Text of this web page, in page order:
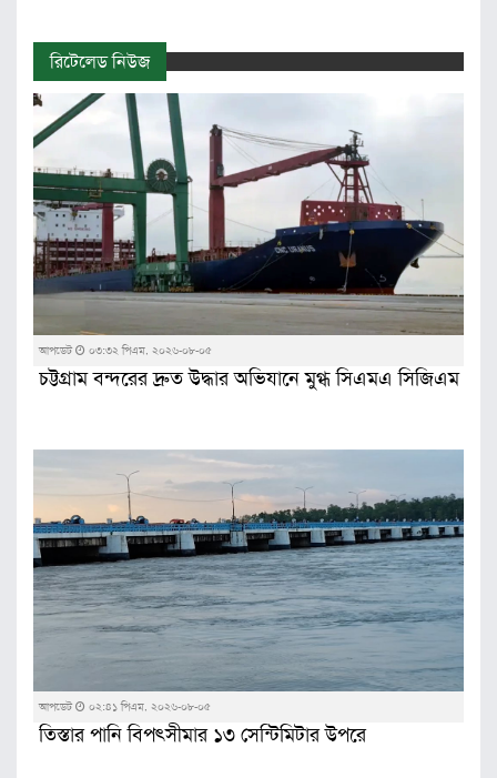
রিটেলেড নিউজ
আপডেট ০৩:৩২ পিএম, ২০২৬-০৮-০৫
চট্টগ্রাম বন্দরের দ্রুত উদ্ধার অভিযানে মুগ্ধ সিএমএ সিজিএম
আপডেট ০২:৪১ পিএম, ২০২৬-০৮-০৫
তিস্তার পানি বিপৎসীমার ১৩ সেন্টিমিটার উপরে